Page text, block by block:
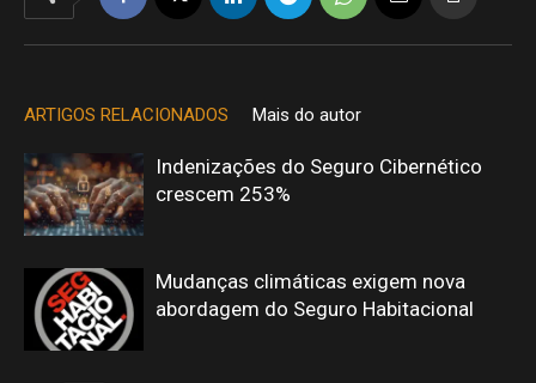
ARTIGOS RELACIONADOS Mais do autor
Indenizações do Seguro Cibernético
crescem 253%
Mudanças climáticas exigem nova
abordagem do Seguro Habitacional